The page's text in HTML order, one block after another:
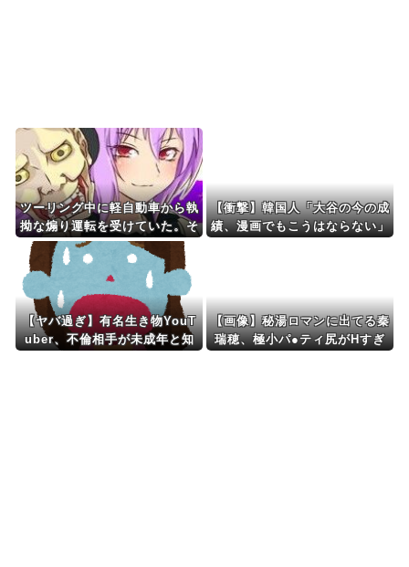
Powered by livedoor 相互RSS
ツーリング中に軽自動車から執
拗な煽り運転を受けていた。そ
の数分後、思わぬ結末を目撃す
ることになり…
【衝撃】韓国人「大谷の今の成
績、漫画でもこうはならない」
【ヤバ過ぎ】有名生き物YouT
uber、不倫相手が未成年と知
【画像】秘湯ロマンに出てる秦
瑞穂、極小パ●ティ尻がHすぎ